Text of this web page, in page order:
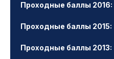
Проходные баллы 2016:
Проходные баллы 2015:
Проходные баллы 2013: